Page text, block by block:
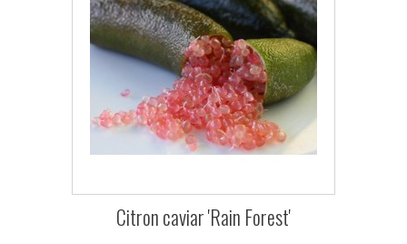
Citron caviar 'Rain Forest'